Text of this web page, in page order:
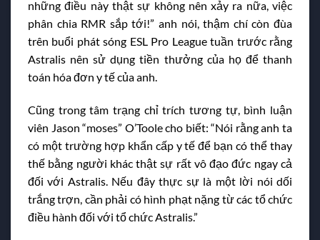
những điều này thật sự không nên xảy ra nữa, việc
phân chia RMR sắp tới!” anh nói, thậm chí còn đùa
trên buổi phát sóng ESL Pro League tuần trước rằng
Astralis nên sử dụng tiền thưởng của họ để thanh
toán hóa đơn y tế của anh.
Cũng trong tâm trạng chỉ trích tương tự, bình luận
viên Jason “moses” O’Toole cho biết: “Nói rằng anh ta
có một trường hợp khẩn cấp y tế để bạn có thể thay
thế bằng người khác thật sự rất vô đạo đức ngay cả
đối với Astralis. Nếu đây thực sự là một lời nói dối
trắng trợn, cần phải có hình phạt nặng từ các tổ chức
điều hành đối với tổ chức Astralis.”